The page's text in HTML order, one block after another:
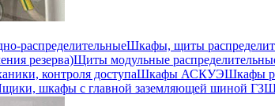
распределительныеШкафы, щиты
резерва)Щиты модульные
контроля доступаШкафы АСКУЭШкафы
шкафы с главной заземляющей шиной